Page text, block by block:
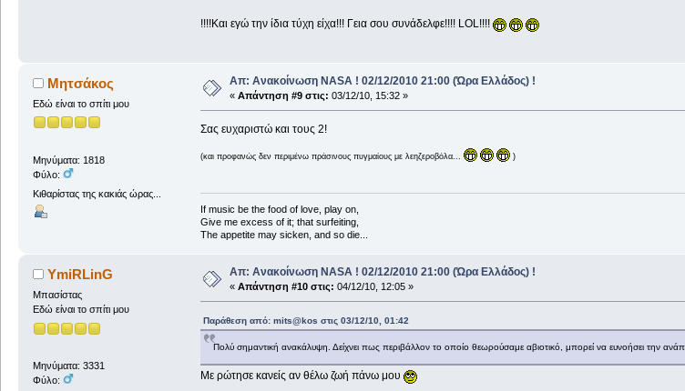
!!!!Και εγώ την ίδια τύχη είχα!!! Γεια σου συνάδελφε!!!! LOL!!!!
Μητσάκος
Εδώ είναι το σπίτι μου
Μηνύματα: 1818
Φύλο:
Κιθαρίστας της κακιάς ώρας...
Απ: Ανακοίνωση NASA ! 02/12/2010 21:00 (Ώρα Ελλάδος) !
« Απάντηση #9 στις: 03/12/10, 15:32 »
Σας ευχαριστώ και τους 2!
(και προφανώς δεν περιμένω πράσινους πυγμαίους με λεηζεροβόλα... )
If music be the food of love, play on,
Give me excess of it; that surfeiting,
The appetite may sicken, and so die...
YmiRLinG
Μπασίστας
Εδώ είναι το σπίτι μου
Μηνύματα: 3331
Φύλο:
Απ: Ανακοίνωση NASA ! 02/12/2010 21:00 (Ώρα Ελλάδος) !
« Απάντηση #10 στις: 04/12/10, 12:05 »
Παράθεση από: mits@kos στις 03/12/10, 01:42
Πολύ σημαντική ανακάλυψη. Δείχνει πως περιβάλλον το οποίο θεωρούσαμε αβιοτικό, μπορεί να ευνοήσει την
Με ρώτησε κανείς αν θέλω ζωή πάνω μου